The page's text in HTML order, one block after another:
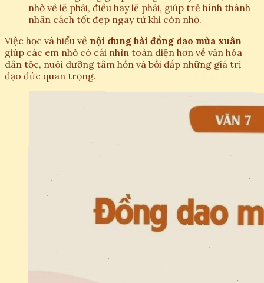
nhở về lẽ phải, điều hay lẽ phải, giúp trẻ hình thành
nhân cách tốt đẹp ngay từ khi còn nhỏ.
Việc học và hiểu về nội dung bài đồng dao mùa xuân
giúp các em nhỏ có cái nhìn toàn diện hơn về văn hóa
dân tộc, nuôi dưỡng tâm hồn và bồi đắp những giá trị
đạo đức quan trọng.